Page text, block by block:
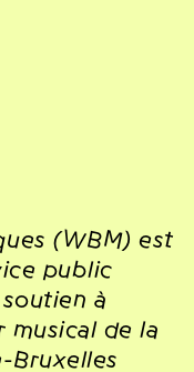
(WBM) est
public
à
de la
Bruxelles